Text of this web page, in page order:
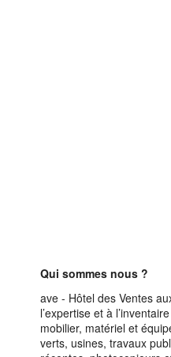
Qui sommes nous ?
ave - Hôtel des Ventes
l’expertise et à
mobilier, matériel et
verts, usines, travaux